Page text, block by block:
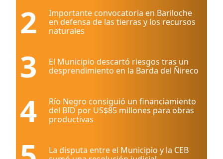
2
Importante convocatoria en Bariloche
en defensa de las tierras y los recursos
naturales
3
El Municipio descartó riesgos tras un
desprendimiento en la Barda del Ñireco
4
Río Negro consiguió un financiamiento
del BID por US$85 millones para obras
productivas
La disputa entre el Municipio y la CEB